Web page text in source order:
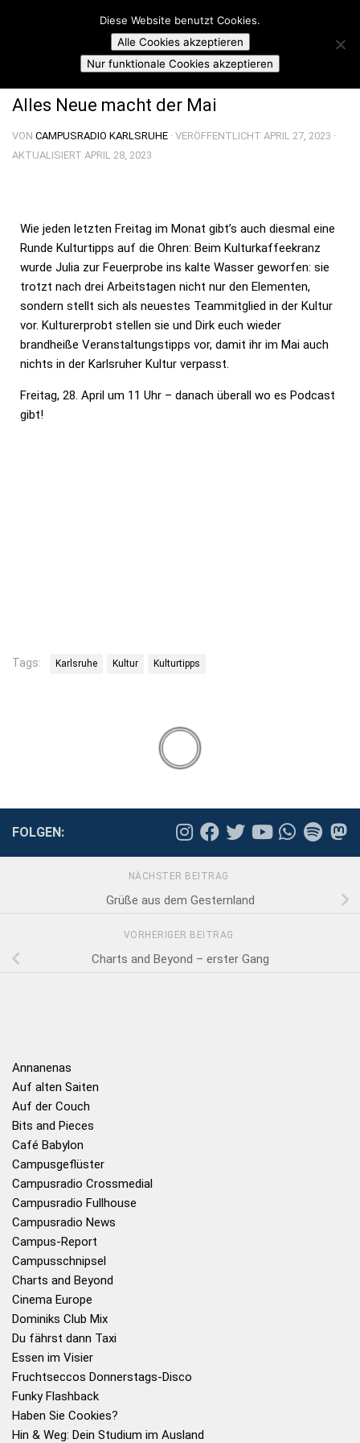
Skip to content
Campusradio Karlsruhe
KULTUR-KAFFEEKRANZ
Alles Neue macht der Mai
VON CAMPUSRADIO KARLSRUHE · VERÖFFENTLICHT APRIL 27, 2023 ·
AKTUALISIERT APRIL 28, 2023
Wie jeden letzten Freitag im Monat gibt’s auch diesmal eine
Runde Kulturtipps auf die Ohren: Beim Kulturkaffeekranz
wurde Julia zur Feuerprobe ins kalte Wasser geworfen: sie
trotzt nach drei Arbeitstagen nicht nur den Elementen,
sondern stellt sich als neuestes Teammitglied in der Kultur
vor. Kulturerprobt stellen sie und Dirk euch wieder
brandheiße Veranstaltungstipps vor, damit ihr im Mai auch
nichts in der Karlsruher Kultur verpasst.
Freitag, 28. April um 11 Uhr – danach überall wo es Podcast
gibt!
Tags: Karlsruhe Kultur Kulturtipps
FOLGEN:
NÄCHSTER BEITRAG
Grüße aus dem Gesternland
VORHERIGER BEITRAG
Charts and Beyond – erster Gang
Annanenas
Auf alten Saiten
Auf der Couch
Bits and Pieces
Café Babylon
Campusgeflüster
Campusradio Crossmedial
Campusradio Fullhouse
Campusradio News
Campus-Report
Campusschnipsel
Charts and Beyond
Cinema Europe
Dominiks Club Mix
Du fährst dann Taxi
Essen im Visier
Fruchtseccos Donnerstags-Disco
Funky Flashback
Haben Sie Cookies?
Hin & Weg: Dein Studium im Ausland
Diese Website benutzt Cookies.
Alle Cookies akzeptieren
Nur funktionale Cookies akzeptieren